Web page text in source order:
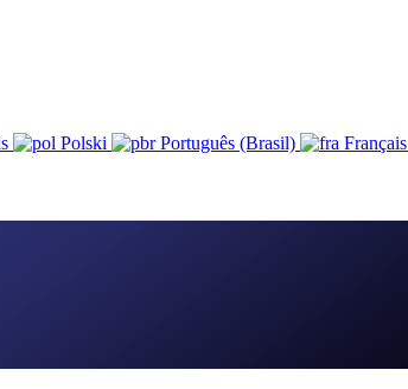
Polski Português (Brasil) Français